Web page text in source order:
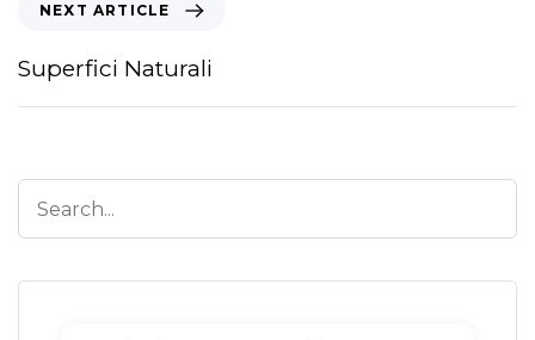
NEXT ARTICLE
Superfici Naturali